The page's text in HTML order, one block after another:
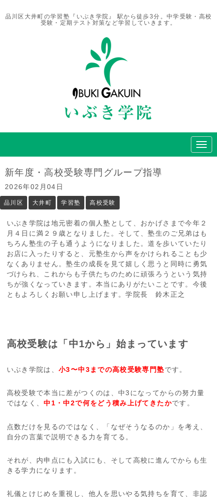
品川区大井町の学習塾『いぶき学院』 駅から徒歩3分。中学受験・高校
受験・定期テスト対策など学習していきます。
N
a
新年度・高校受験専門グループ指導
2026年02月04日
品川区 大井町 学習塾 高校受験
いぶき学院は地元密着の個人塾として、おかげさまで今年２
月４日に満２９歳となりました。そして、塾生のご兄弟はも
ちろん塾生の子も通うようになりました。道を歩いていたり
お店に入ったりすると、元塾生から声をかけられることも少
なくありません。塾生の成長を見て嬉しく思うと同時に勇気
づけられ、これからも子供たちのために頑張ろうという気持
ちが強くなっていきます。本当にありがたいことです。今後
ともよろしくお願い申し上げます。学院長 鈴木正之
高校受験は「中1から」始まっています
いぶき学院は、小3〜中3までの高校受験専門塾 です。
高校受験で本当に差がつくのは、中3になってからの努力量
ではなく、中1・中2で何をどう積み上げてきたかです。
点数だけを見るのではなく、「なぜそうなるのか」を考え、
自分の言葉で説明できる力を育てる。
それが、内申点にも入試にも、そして高校に進んでからも生
きる学力になります。
礼儀とけじめを重視し、他人を思いやる気持ちを育て、非認